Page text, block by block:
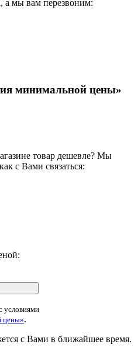
а мы вам перезвоним:
минимальной цены»
товар дешевле? Мы
с Вами связаться:
условиями
цены».
с Вами в ближайшее время.